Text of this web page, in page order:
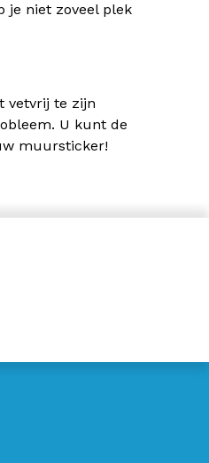
je niet zoveel plek
vetvrij te zijn
U kunt de
muursticker!